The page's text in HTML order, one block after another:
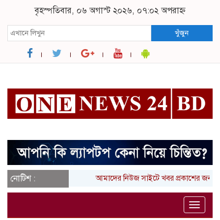
বৃহস্পতিবার, ০৬ অগাস্ট ২০২৬, ০৭:০২ অপরাহ্ন
খুঁজুন
নোটিশ : আমাদের নিউজ সাইটে খবর প্রকাশের জন্য
Toggle